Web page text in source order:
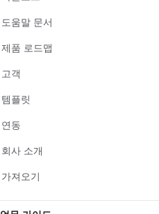
도움말 문서
제품 로드맵
고객
템플릿
연동
회사 소개
가져오기